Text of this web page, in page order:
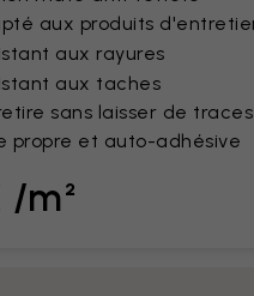
aux produits
aux rayures
aux taches
sans laisser de traces
propre et auto-adhésive
/m²